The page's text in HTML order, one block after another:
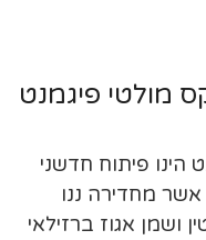
7.0 ננופלקס מולטי פיגמנט
הינו פיתוח חדשני
מחדירה ננו
ושמן אגוז ברזילאי